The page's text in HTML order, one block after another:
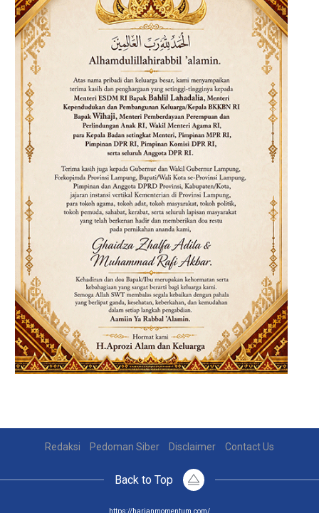
Redaksi Pedoman Siber Disclaimer Contact Us
Back to Top
https://harianmomentum.com/